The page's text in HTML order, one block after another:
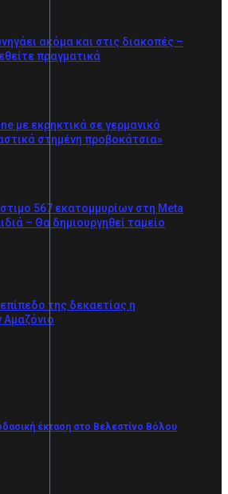
ακόμα και στις διακοπές –
πραγματικά
με εκρηκτικά σε γερμανικό
στημένη προβοκάτσια»
567 εκατομμυρίων στη Meta
– Θα δημιουργηθεί ταμείο
της δεκαετίας η
έκταση στο Βελεστίνο Βόλου